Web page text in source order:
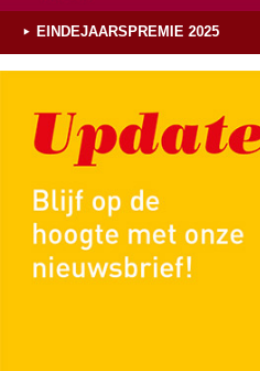
EINDEJAARSPREMIE 2025